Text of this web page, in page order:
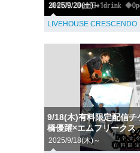
2025/9/20(土)～
LIVEHOUSE CRESCENDO
9/18(木)有料限定配信
橋優躍×エムフリークス
2025/9/18(木)～